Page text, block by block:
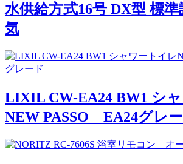
水供給方式16号 DX型 標
気
LIXIL CW-EA24 BW1 シ
NEW PASSO EA24グレ